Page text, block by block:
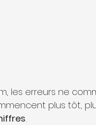
les erreurs ne
plus tôt,
.